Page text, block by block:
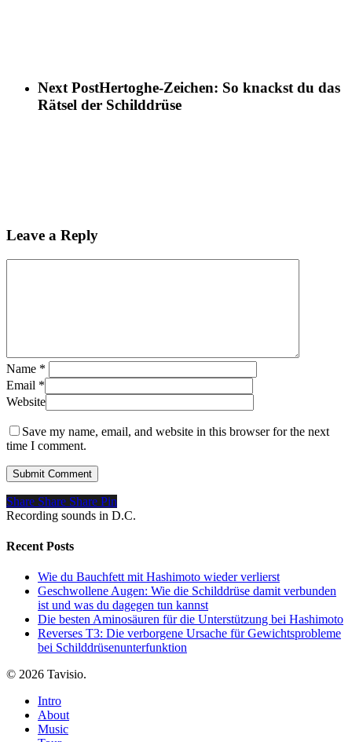
Next PostHertoghe-Zeichen: So knackst du das
Rätsel der Schilddrüse
Leave a Reply
Name *
Email *
Website
Save my name, email, and website in this browser for the next
time I comment.
Share Share Share Pin
Recording sounds in D.C.
Recent Posts
Wie du Bauchfett mit Hashimoto wieder verlierst
Geschwollene Augen: Wie die Schilddrüse damit verbunden
ist und was du dagegen tun kannst
Die besten Aminosäuren für die Unterstützung bei Hashimoto
Reverses T3: Die verborgene Ursache für Gewichtsprobleme
bei Schilddrüsenunterfunktion
© 2026 Tavisio.
Close
Menu
Intro
About
Music